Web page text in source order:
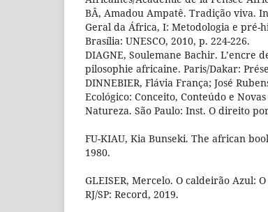
BÂ, Amadou Ampatê. Tradição viva.
Geral da África, I: Metodologia e pré-
Brasília: UNESCO, 2010, p. 224-226.
DIAGNE, Soulemane Bachir. L’encre
pilosophie africaine. Paris/Dakar:
DINNEBIER, Flávia França; José
Ecológico: Conceito, Conteúdo e
Natureza. São Paulo: Inst. O direito
FU-KIAU, Kia Bunseki. The african
1980.
GLEISER, Mercelo. O caldeirão Azul:
RJ/SP: Record, 2019.